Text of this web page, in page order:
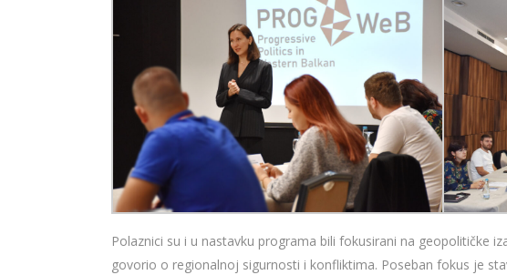
Polaznici su i u nastavku programa bili fokusirani na geopolitičke
govorio o regionalnoj sigurnosti i konfliktima. Poseban fokus je